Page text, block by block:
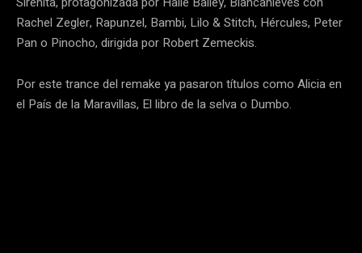
Rachel Zegler, Rapunzel, Bambi, Lilo & Stitch, Hércules, Peter
Pan o Pinocho, dirigida por Robert Zemeckis.
Por este trance del remake ya pasaron títulos como Alicia en
el País de la Maravillas, El libro de la selva o Dumbo.